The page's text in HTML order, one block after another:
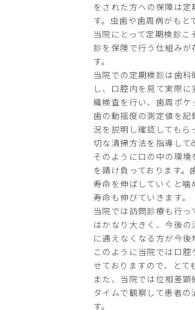
をされた方への保障は
す。虫歯や歯周病がもと
当院にとって定期検診
診を保険で行う仕組みが
す。
当院での定期検診は歯
し、口腔内を見て実際
織検査を行い、歯周ポケ
歯の動揺度の測定値を
況を説明し確認してもら
切な清掃方法を指導して
そのように口の中の環
を請け負っております
寿命を伸ばしていくと
寿命も伸びていきます。
当院では訪問診療も行
はかなり大きく、今後
に通えなくなる方が今後
このように当院では口
せておりますので、とて
また、当院では位相差
タイムで観察して患者
す。